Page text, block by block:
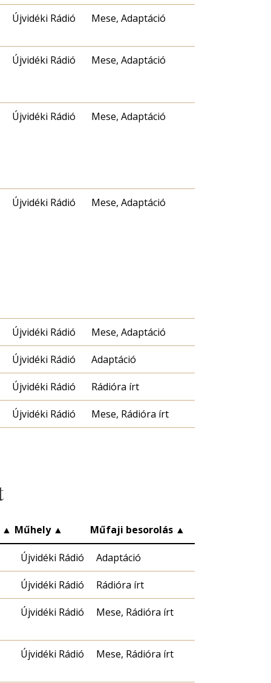
Újvidéki Rádió Mese, Adaptáció
Újvidéki Rádió Mese, Adaptáció
Újvidéki Rádió Mese, Adaptáció
Újvidéki Rádió Mese, Adaptáció
Újvidéki Rádió Mese, Adaptáció
Újvidéki Rádió Adaptáció
Újvidéki Rádió Rádióra írt
Újvidéki Rádió Mese, Rádióra írt
▲ Műhely ▲ Műfaji besorolás ▲
Újvidéki Rádió Adaptáció
Újvidéki Rádió Rádióra írt
Újvidéki Rádió Mese, Rádióra írt
Újvidéki Rádió Mese, Rádióra írt